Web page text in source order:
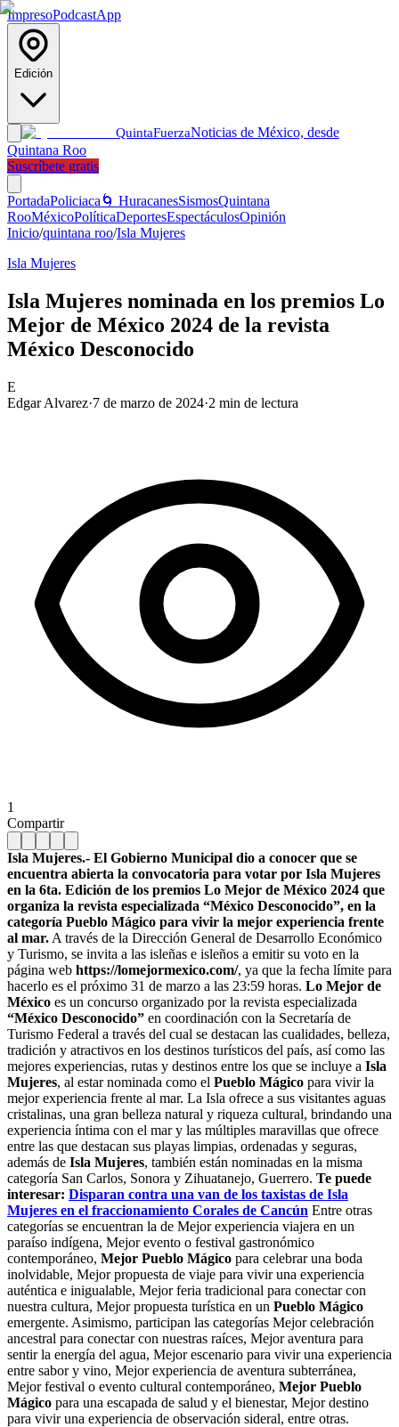
ImpresoPodcastApp
Edición
QuintaFuerzaNoticias de México, desde
Quintana Roo
Suscríbete gratis
PortadaPoliciaca 🌀 HuracanesSismosQuintana
RooMéxicoPolíticaDeportesEspectáculosOpinión
Inicio/quintana roo/Isla Mujeres
Isla Mujeres
Isla Mujeres nominada en los premios Lo
Mejor de México 2024 de la revista
México Desconocido
E
Edgar Alvarez·7 de marzo de 2024·2 min de lectura
1
Compartir
Isla Mujeres.- El Gobierno Municipal dio a conocer que se
encuentra abierta la convocatoria para votar por Isla Mujeres
en la 6ta. Edición de los premios Lo Mejor de México 2024 que
organiza la revista especializada “México Desconocido”, en la
categoría Pueblo Mágico para vivir la mejor experiencia frente
al mar. A través de la Dirección General de Desarrollo Económico
y Turismo, se invita a las isleñas e isleños a emitir su voto en la
página web https://lomejormexico.com/, ya que la fecha límite para
hacerlo es el próximo 31 de marzo a las 23:59 horas. Lo Mejor de
México es un concurso organizado por la revista especializada
“México Desconocido” en coordinación con la Secretaría de
Turismo Federal a través del cual se destacan las cualidades, belleza,
tradición y atractivos en los destinos turísticos del país, así como las
mejores experiencias, rutas y destinos entre los que se incluye a Isla
Mujeres, al estar nominada como el Pueblo Mágico para vivir la
mejor experiencia frente al mar. La Isla ofrece a sus visitantes aguas
cristalinas, una gran belleza natural y riqueza cultural, brindando una
experiencia íntima con el mar y las múltiples maravillas que ofrece
entre las que destacan sus playas limpias, ordenadas y seguras,
además de Isla Mujeres, también están nominadas en la misma
categoría San Carlos, Sonora y Zihuatanejo, Guerrero. Te puede
interesar: Disparan contra una van de los taxistas de Isla
Mujeres en el fraccionamiento Corales de Cancún Entre otras
categorías se encuentran la de Mejor experiencia viajera en un
paraíso indígena, Mejor evento o festival gastronómico
contemporáneo, Mejor Pueblo Mágico para celebrar una boda
inolvidable, Mejor propuesta de viaje para vivir una experiencia
auténtica e inigualable, Mejor feria tradicional para conectar con
nuestra cultura, Mejor propuesta turística en un Pueblo Mágico
emergente. Asimismo, participan las categorías Mejor celebración
ancestral para conectar con nuestras raíces, Mejor aventura para
sentir la energía del agua, Mejor escenario para vivir una experiencia
entre sabor y vino, Mejor experiencia de aventura subterránea,
Mejor festival o evento cultural contemporáneo, Mejor Pueblo
Mágico para una escapada de salud y el bienestar, Mejor destino
para vivir una experiencia de observación sideral, entre otras.